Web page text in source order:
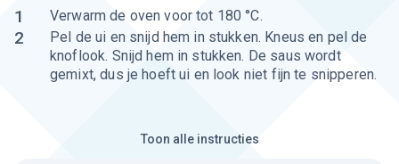
1 Verwarm de oven voor tot 180 °C.
2
Pel de ui en snijd hem in stukken. Kneus en pel de
knoflook. Snijd hem in stukken. De saus wordt
gemixt, dus je hoeft ui en look niet fijn te snipperen.
Toon alle instructies